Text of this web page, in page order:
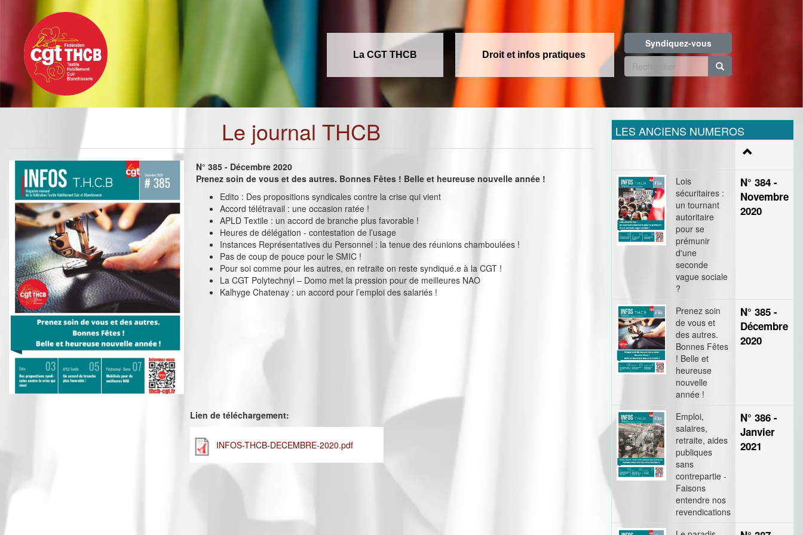
contenu
principal
La CGT THCB Droit et infos pratiques
Syndiquez-vous
Formulaire
recherche
Le journal THCB
N° 385 - Décembre 2020
Prenez soin de vous et des autres. Bonnes Fêtes ! Belle et heureuse nouvelle année !
Edito : Des propositions syndicales contre la crise qui vient
Accord télétravail : une occasion ratée !
APLD Textile : un accord de branche plus favorable !
Heures de délégation - contestation de l’usage
Instances Représentatives du Personnel : la tenue des réunions chamboulées !
Pas de coup de pouce pour le SMIC !
Pour soi comme pour les autres, en retraite on reste syndiqué.e à la CGT !
La CGT Polytechnyl – Domo met la pression pour de meilleures NAO
Kalhyge Chatenay : un accord pour l’emploi des salariés !
Lien de téléchargement:
INFOS-THCB-DECEMBRE-2020.pdf
LES ANCIENS NUMEROS
Lois
sécuritaires :
un tournant
autoritaire
pour se
prémunir
d'une
seconde
vague sociale
?
N° 384 -
Novembre
2020
Prenez soin
de vous et
des autres.
Bonnes Fêtes
! Belle et
heureuse
nouvelle
année !
N° 385 -
Décembre
2020
Emploi,
salaires,
retraite, aides
publiques
sans
contrepartie -
Faisons
entendre nos
revendications
N° 386 -
Janvier
2021